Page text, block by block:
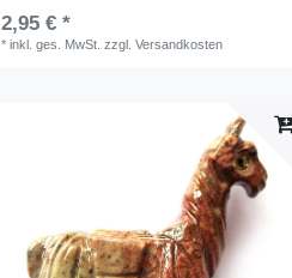
2,95 € *
*inkl. ges. MwSt. zzgl.Versandkosten